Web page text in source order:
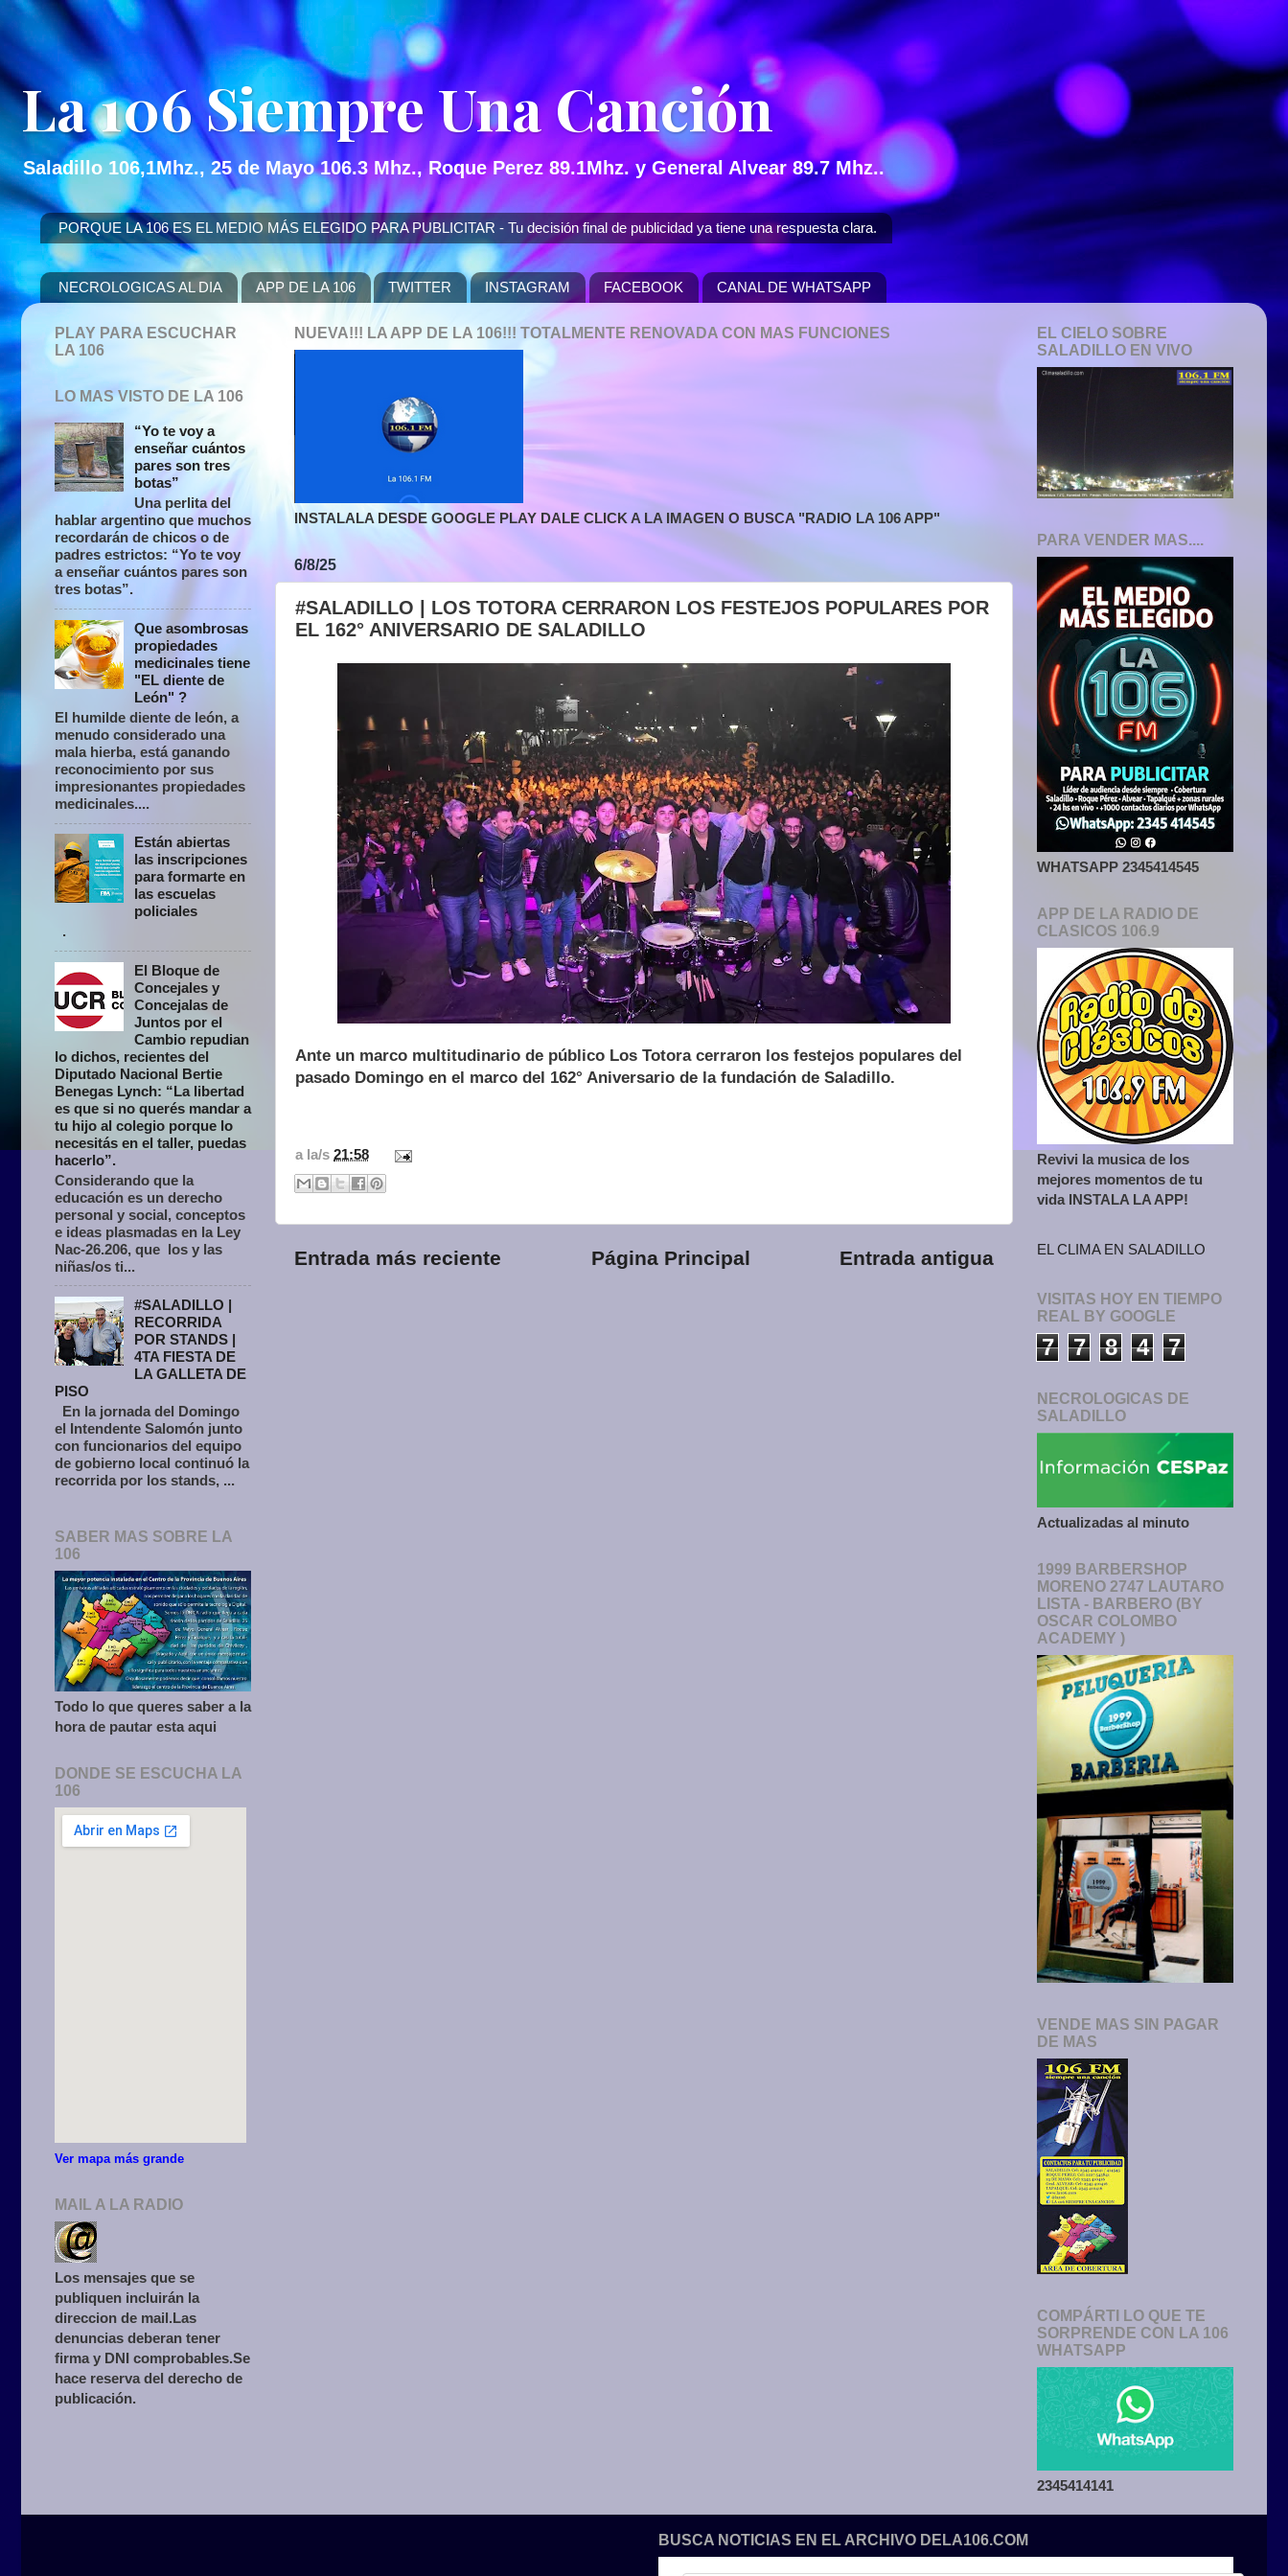
La 106 Siempre Una Canción
Saladillo 106,1Mhz., 25 de Mayo 106.3 Mhz., Roque Perez 89.1Mhz. y General Alvear 89.7 Mhz..
PORQUE LA 106 ES EL MEDIO MÁS ELEGIDO PARA PUBLICITAR - Tu decisión final de publicidad ya tiene una respuesta clara.
NECROLOGICAS AL DIA APP DE LA 106 TWITTER INSTAGRAM FACEBOOK CANAL DE WHATSAPP
NUEVA!!! LA APP DE LA 106!!! TOTALMENTE RENOVADA CON MAS FUNCIONES
INSTALALA DESDE GOOGLE PLAY DALE CLICK A LA IMAGEN O BUSCA "RADIO LA 106 APP"
6/8/25
#SALADILLO | LOS TOTORA CERRARON LOS FESTEJOS POPULARES POR
EL 162° ANIVERSARIO DE SALADILLO
Ante un marco multitudinario de público Los Totora cerraron los festejos populares del
pasado Domingo en el marco del 162° Aniversario de la fundación de Saladillo.
a la/s 21:58
Entrada más reciente Entrada antigua
Página Principal
PLAY PARA ESCUCHAR
LA 106
LO MAS VISTO DE LA 106
“Yo te voy a
enseñar cuántos
pares son tres
botas”
Una perlita del
hablar argentino que muchos
recordarán de chicos o de
padres estrictos: “Yo te voy
a enseñar cuántos pares son
tres botas”.
Que asombrosas
propiedades
medicinales tiene
"EL diente de
León" ?
El humilde diente de león, a
menudo considerado una
mala hierba, está ganando
reconocimiento por sus
impresionantes propiedades
medicinales....
Están abiertas
las inscripciones
para formarte en
las escuelas
policiales
.
El Bloque de
Concejales y
Concejalas de
Juntos por el
Cambio repudian
lo dichos, recientes del
Diputado Nacional Bertie
Benegas Lynch: “La libertad
es que si no querés mandar a
tu hijo al colegio porque lo
necesitás en el taller, puedas
hacerlo”.
Considerando que la
educación es un derecho
personal y social, conceptos
e ideas plasmadas en la Ley
Nac-26.206, que los y las
niñas/os ti...
#SALADILLO |
RECORRIDA
POR STANDS |
4TA FIESTA DE
LA GALLETA DE
PISO
En la jornada del Domingo
el Intendente Salomón junto
con funcionarios del equipo
de gobierno local continuó la
recorrida por los stands, ...
SABER MAS SOBRE LA
106
Todo lo que queres saber a la
hora de pautar esta aqui
DONDE SE ESCUCHA LA
106
Ver mapa más grande
MAIL A LA RADIO
Los mensajes que se
publiquen incluirán la
direccion de mail.Las
denuncias deberan tener
firma y DNI comprobables.Se
hace reserva del derecho de
publicación.
EL CIELO SOBRE
SALADILLO EN VIVO
PARA VENDER MAS....
WHATSAPP 2345414545
APP DE LA RADIO DE
CLASICOS 106.9
Revivi la musica de los
mejores momentos de tu
vida INSTALA LA APP!
EL CLIMA EN SALADILLO
VISITAS HOY EN TIEMPO
REAL BY GOOGLE
7 7 8 4 7
NECROLOGICAS DE
SALADILLO
Actualizadas al minuto
1999 BARBERSHOP
MORENO 2747 LAUTARO
LISTA - BARBERO (BY
OSCAR COLOMBO
ACADEMY )
VENDE MAS SIN PAGAR
DE MAS
COMPÁRTI LO QUE TE
SORPRENDE CON LA 106
WHATSAPP
2345414141
BUSCA NOTICIAS EN EL ARCHIVO DELA106.COM